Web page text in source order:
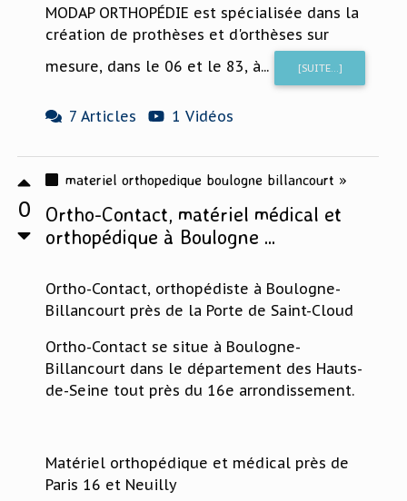
MODAP ORTHOPÉDIE est spécialisée dans la
création de prothèses et d'orthèses sur
mesure, dans le 06 et le 83, à...
[SUITE...]
7 Articles 1 Vidéos
0
materiel orthopedique boulogne billancourt »
Ortho-Contact, matériel médical et
orthopédique à Boulogne ...
Ortho-Contact, orthopédiste à Boulogne-
Billancourt près de la Porte de Saint-Cloud
Ortho-Contact se situe à Boulogne-
Billancourt dans le département des Hauts-
de-Seine tout près du 16e arrondissement.
Matériel orthopédique et médical près de
Paris 16 et Neuilly